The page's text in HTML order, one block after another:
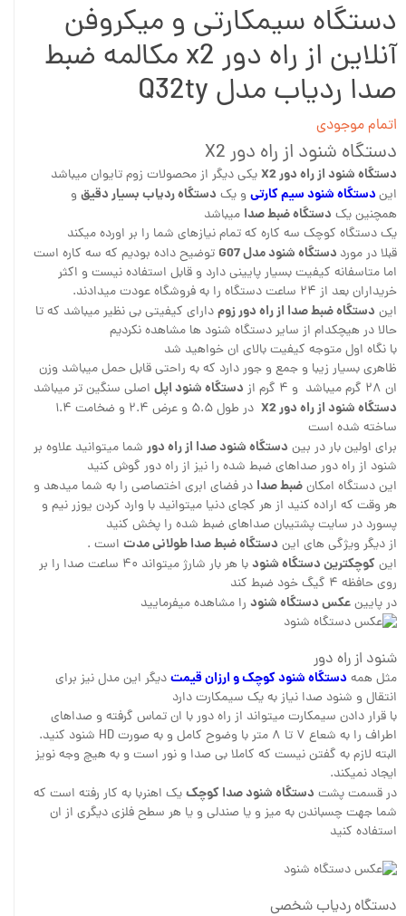
دستگاه سیمکارتی و میکروفن
آنلاین از راه دور x2 مکالمه ضبط
صدا ردیاب مدل Q32ty
اتمام موجودی
دستگاه شنود از راه دور X2
دستگاه شنود از راه دور X2
یکی دیگر از محصولات زوم تایوان میباشد
ایندستگاه شنود سیم کارتی و یک دستگاه ردیاب بسیار دقیق و
همچنین یک دستگاه ضبط صدا میباشد
یک دستگاه کوچک سه کاره که تمام نیازهای شما را بر اورده میکند
قبلا در مورد دستگاه شنود مدل G07
توضیح داده بودیم که سه کاره است
اما متاسفانه کیفیت بسیار پایینی دارد و قابل استفاده نیست و اکثر
خریداران بعد از ۲۴ ساعت دستگاه را به فروشگاه عودت میدادند.
این دستگاه ضبط صدا از راه دور زومدارای کیفیتی بی نظیر میباشد که تا
حالا در هیچکدام از سایر دستگاه شنود ها مشاهده نکردیم
با نگاه اول متوجه کیفیت بالای ان خواهید شد
ظاهری بسیار زیبا و جمع و جور دارد که به راحتی قابل حمل میباشد وزن
ان ۲۸ گرم میباشد و ۴ گرم از
دستگاه شنود اپل اصلی سنگین تر میباشد
دستگاه شنود از راه دور X2
در طول ۵.۵ و عرض ۲.۴ و ضخامت ۱.۴
ساخته شده است
برای اولین بار در بین دستگاه شنود صدا از راه دور شما میتوانید علاوه بر
شنود از راه دور صداهای ضبط شده را نیز از راه دور گوش کنید
این دستگاه امکانضبط صدا در فضای ابری اختصاصی را به شما میدهد و
هر وقت که اراده کنید از هر کجای دنیا میتوانید با وارد کردن یوزر نیم و
پسورد در سایت پشتیبان صداهای ضبط شده را پخش کنید
از دیگر ویژگی های این دستگاه ضبط صدا طولانی مدت است .
اینکوچکترین دستگاه شنود
با هر بار شارژ میتواند ۴۰ ساعت صدا را بر
روی حافظه ۴ گیگ خود ضبط کند
در پایینعکس دستگاه شنود را مشاهده میفرمایید
شنود از راه دور
مثل همهدستگاه شنود کوچک و ارزان قیمتدیگر این مدل نیز برای
انتقال و شنود صدا نیاز به یک سیمکارت دارد
با قرار دادن سیمکارت میتواند از راه دور با ان تماس گرفته و صداهای
اطراف را به شعاع ۷ تا ۸ متر با وضوح کامل و به صورت HD شنود کنید.
البته لازم به گفتن نیست که کاملا بی صدا و نور است و به هیچ وجه نویز
ایجاد نمیکند.
در قسمت پشت دستگاه شنود صدا کوچکیک اهنربا به کار رفته است که
شما جهت چسباندن به میز و یا صندلی و یا هر سطح فلزی دیگری از ان
استفاده کنید
دستگاه ردیاب شخصی